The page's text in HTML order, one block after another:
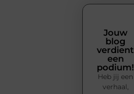
Jouw
blog
verdient
een
podium!
Heb jij een
verhaal,